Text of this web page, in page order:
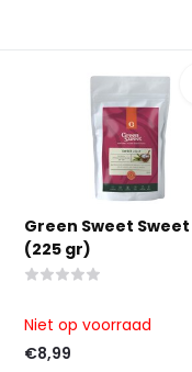
Green Sweet
(225 gr)
Niet op voorraad
€8,99